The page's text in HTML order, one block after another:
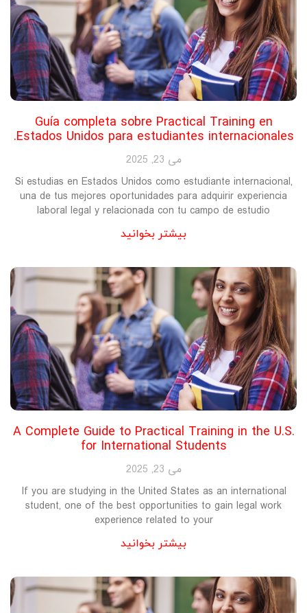
Guía completa sobre Practical Training en
Estados Unidos para estudiantes internacionales.
می 23, 2025
Si estudias en Estados Unidos como estudiante internacional,
una de tus mejores oportunidades para adquirir experiencia
laboral legal y relacionada con tu campo de estudio
بیشتر بخوانید
A Complete Guide to Practical Training in the U.S.
for International Students
می 23, 2025
If you are studying in the United States as an international
student, one of the best opportunities to gain legal work
experience related to your
بیشتر بخوانید